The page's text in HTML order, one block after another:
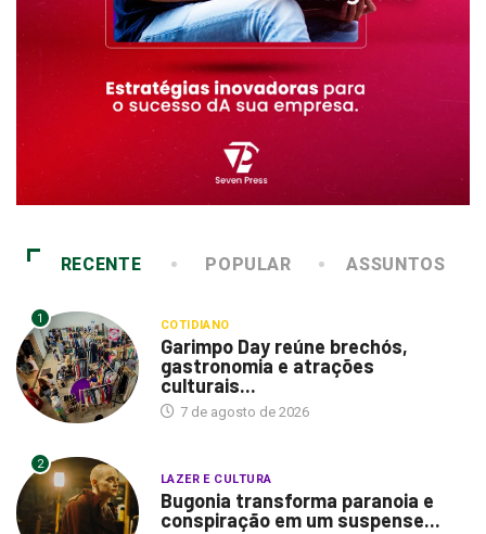
RECENTE POPULAR ASSUNTOS
1 COTIDIANO
Garimpo Day reúne brechós,
gastronomia e atrações
culturais...
7 de agosto de 2026
2
LAZER E CULTURA
Bugonia transforma paranoia e
conspiração em um suspense...